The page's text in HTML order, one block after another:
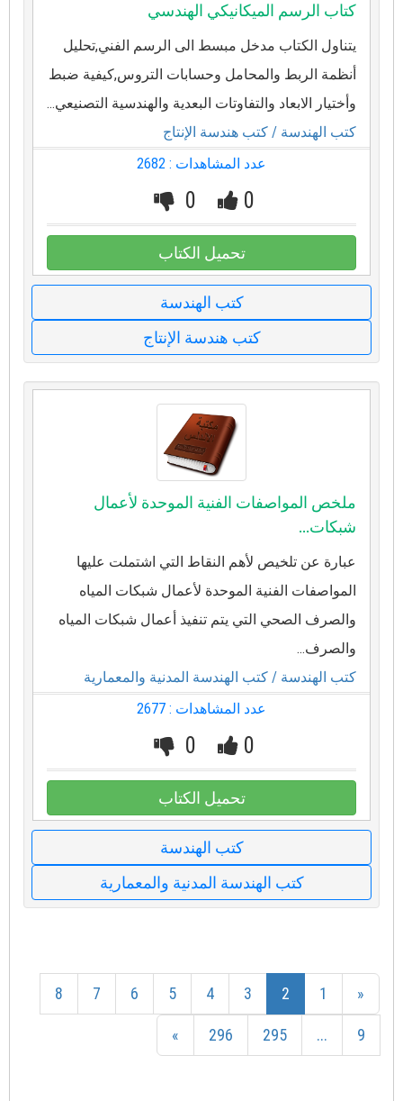
كتاب الرسم الميكانيكي الهندسي
يتناول الكتاب مدخل مبسط الى الرسم الفني,تحليل
أنظمة الربط والمحامل وحسابات التروس,كيفية ضبط
وأختيار الابعاد والتفاوتات البعدية والهندسية التصنيعي...
كتب الهندسة / كتب هندسة الإنتاج
عدد المشاهدات : 2682
0
0
تحميل الكتاب
كتب الهندسة
كتب هندسة الإنتاج
ملخص المواصفات الفنية الموحدة لأعمال
شبكات...
عبارة عن تلخيص لأهم النقاط التي اشتملت عليها
المواصفات الفنية الموحدة لأعمال شبكات المياه
والصرف الصحي التي يتم تنفيذ أعمال شبكات المياه
والصرف...
كتب الهندسة / كتب الهندسة المدنية والمعمارية
عدد المشاهدات : 2677
0
0
تحميل الكتاب
كتب الهندسة
كتب الهندسة المدنية والمعمارية
«
1
2
3
4
5
6
7
8
9
...
295
296
»